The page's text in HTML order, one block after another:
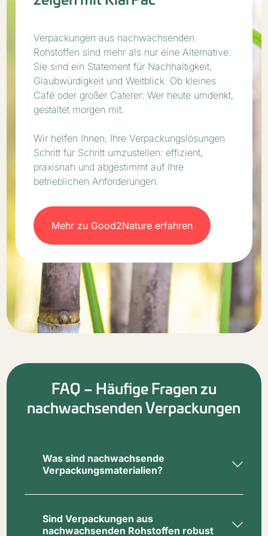
Verpackungen aus nachwachsenden
Rohstoffen sind mehr als nur eine Alternative.
Sie sind ein Statement für Nachhaltigkeit,
Glaubwürdigkeit und Weitblick. Ob kleines
Café oder großer Caterer: Wer heute umdenkt,
gestaltet morgen mit.
Wir helfen Ihnen, Ihre Verpackungslösungen
Schritt für Schritt umzustellen: effizient,
praxisnah und abgestimmt auf Ihre
betrieblichen Anforderungen.
Mehr zu Good2Nature erfahren
FAQ – Häufige Fragen zu
nachwachsenden Verpackungen
Was sind nachwachsende
Verpackungsmaterialien?
Papier stammen aus biologischen,
erneuerbaren Quellen – häufig aus
nachhaltiger Forstwirtschaft. Sie lassen
Sind Verpackungen aus
nachwachsenden Rohstoffen robust